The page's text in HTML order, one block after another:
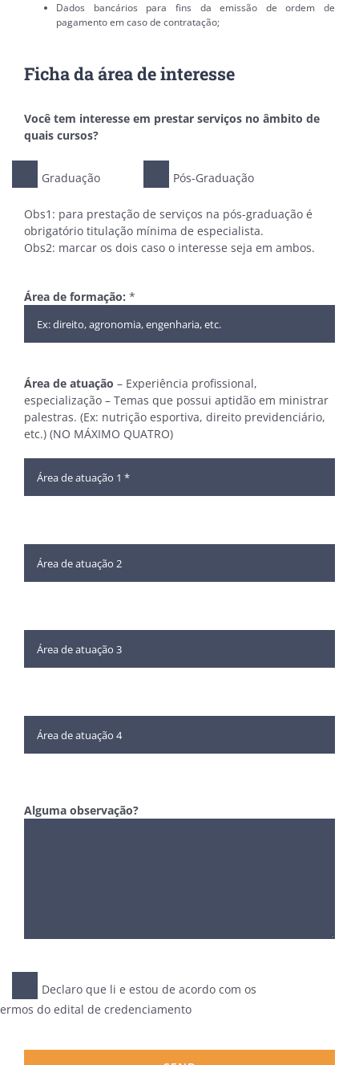
Dados bancários para fins da emissão de ordem de
pagamento em caso de contratação;
Ficha da área de interesse
Você tem interesse em prestar serviços no âmbito de
quais cursos?
Graduação Pós-Graduação
Obs1: para prestação de serviços na pós-graduação é
obrigatório titulação mínima de especialista.
Obs2: marcar os dois caso o interesse seja em ambos.
Área de formação: *
Área de atuação – Experiência profissional,
especialização – Temas que possui aptidão em ministrar
palestras. (Ex: nutrição esportiva, direito previdenciário,
etc.) (NO MÁXIMO QUATRO)
Alguma observação?
Declaro que li e estou de acordo com os
do edital de credenciamento